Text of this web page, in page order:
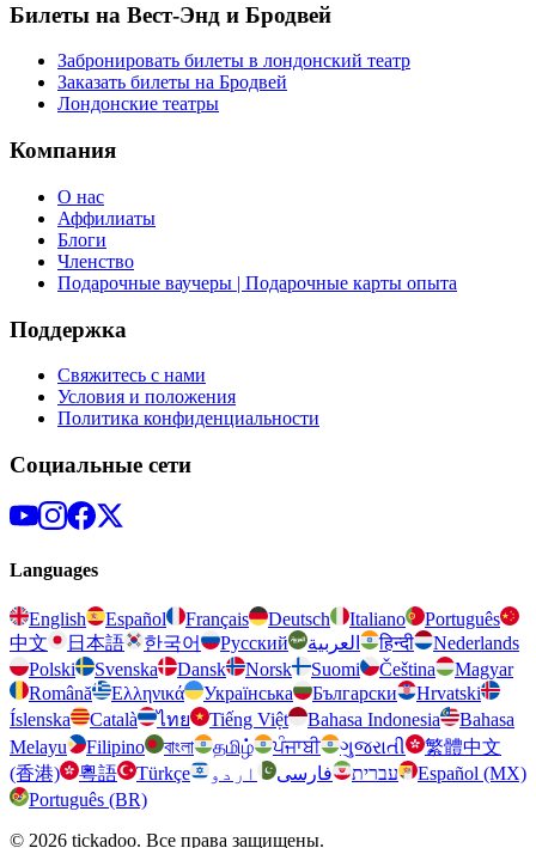
Билеты на Вест-Энд и Бродвей
Забронировать билеты в лондонский театр
Заказать билеты на Бродвей
Лондонские театры
Компания
О нас
Аффилиаты
Блоги
Членство
Подарочные ваучеры | Подарочные карты опыта
Поддержка
Свяжитесь с нами
Условия и положения
Политика конфиденциальности
Социальные сети
Languages
English Español Français Deutsch Italiano
Português
中文
日本語 한국어 Русский العربية हिन्दी
Nederlands
Polski
Svenska Dansk Norsk Suomi Čeština
Magyar
Română
Ελληνικά Українська Български
Hrvatski
Íslenska
Català ไทย Tiếng Việt Bahasa Indonesia
Bahasa
Melayu
Filipino বাংলা தமிழ் ਪੰਜਾਬੀ ગુજરાતી
繁體中文
(香港)
粵語 Türkçe עברית فارسی اردو
Español (MX)
Português (BR)
© 2026 tickadoo. Все права защищены.